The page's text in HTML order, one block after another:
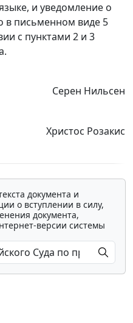
и уведомление о
в письменном виде 5
с пунктами 2 и 3
Серен Нильсен
Христос Розакис
документа и
о вступлении в силу,
документа,
версии системы